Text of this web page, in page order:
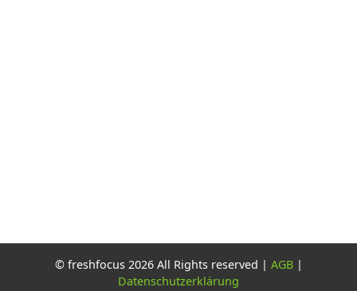
© freshfocus 2026 All Rights reserved | AGB|
Datenschutzerklärung